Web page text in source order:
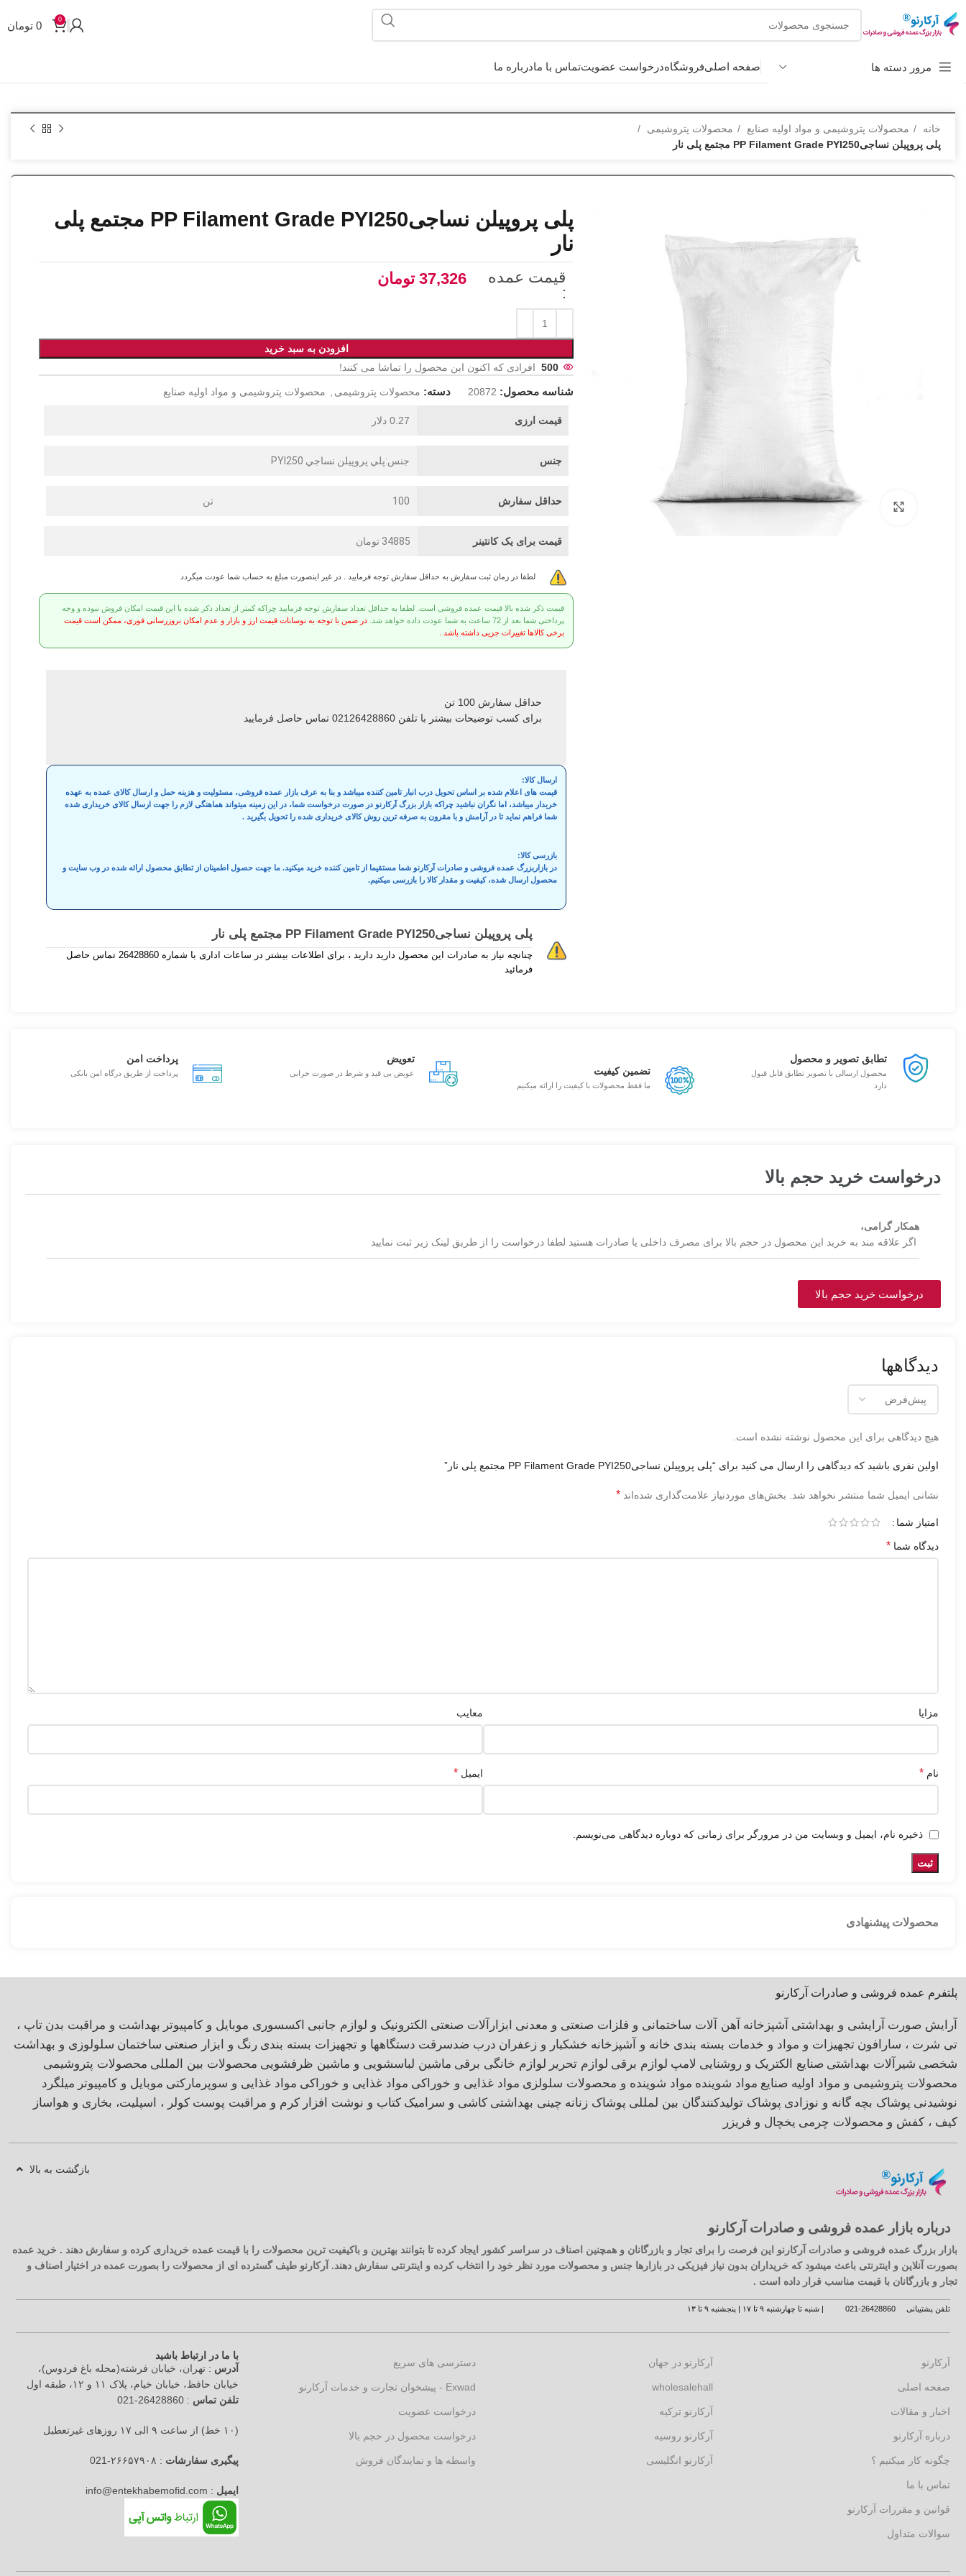
0
0 تومان
مرور دسته ها صفحه اصلیفروشگاهدرخواست عضویتتماس با مادرباره ما
خانه محصولات پتروشیمی و مواد اولیه صنایع
محصولات پتروشیمی
پلی پروپیلن نساجیPP Filament Grade PYI250 مجتمع پلی نار
برای بزرگنمایی کلیک کنید
پلی پروپیلن نساجیPP Filament Grade PYI250 مجتمع پلی
نار
قیمت عمده
:
37,326 تومان
افزودن به سبد خرید
500 افرادی که اکنون این محصول را تماشا می کنند!
شناسه محصول: 20872 دسته: محصولات پتروشیمی محصولات پتروشیمی و مواد اولیه صنایع
قیمت ارزی 0.27 دلار
جنس جنس:پلي پروپيلن نساجي PYI250
حداقل سفارش 100 تن
قیمت برای یک کانتینر 34885 تومان
لطفا در زمان ثبت سفارش به حداقل سفارش توجه فرمایید . در غیر اینصورت مبلغ به حساب شما عودت میگردد
قیمت ذکر شده بالا قیمت عمده فروشی است. لطفا به حداقل تعداد سفارش توجه فرمایید چراکه کمتر از تعداد ذکر شده با این قیمت امکان فروش نبوده و وجه
پرداختی شما بعد از 72 ساعت به شما عودت داده خواهد شد.
در ضمن با توجه به نوسانات قیمت ارز و بازار و عدم امکان بروزرسانی فوری، ممکن است قیمت
برخی کالاها تغییرات جزیی داشته باشد .
حداقل سفارش 100 تن
برای کسب توضیحات بیشتر با تلفن 02126428860 تماس حاصل فرمایید
ارسال کالا:
قیمت های اعلام شده بر اساس تحویل درب انبار تامین کننده میباشد و بنا به عرف بازار عمده فروشی، مسئولیت و هزینه حمل و ارسال کالای عمده به عهده
خریدار میباشد، اما نگران نباشید چراکه بازار بزرگ آرکارنو در صورت درخواست شما، در این زمینه میتواند هماهنگی لازم را جهت ارسال کالای خریداری شده
شما فراهم نماید تا در آرامش و با مقرون به صرفه ترین روش کالای خریداری شده را تحویل بگیرید .
بازرسی کالا:
در بازاربزرگ عمده فروشی و صادرات آرکارنو شما مستقیما از تامین کننده خرید میکنید. ما جهت حصول اطمینان از تطابق محصول ارائه شده در وب سایت و
محصول ارسال شده، کیفیت و مقدار کالا را بازرسی میکنیم.
پلی پروپیلن نساجیPP Filament Grade PYI250 مجتمع پلی نار
چنانچه نیاز به صادرات این محصول دارید دارید ، برای اطلاعات بیشتر در ساعات اداری با شماره 26428860 تماس حاصل
فرمائید
تطابق تصویر و محصول
محصول ارسالی با تصویر تطابق قابل قبول
دارد
تضمین کیفیت
ما فقط محصولات با کیفیت را ارائه میکنیم
تعویض
عویض بی قید و شرط در صورت خرابی
پرداخت امن
پرداخت از طریق درگاه امن بانکی
درخواست خرید حجم بالا
همکار گرامی،
اگر علاقه مند به خرید این محصول در حجم بالا برای مصرف داخلی یا صادرات هستید لطفا درخواست را از طریق لینک زیر ثبت نمایید
درخواست خرید حجم بالا
دیدگاهها
هیچ دیدگاهی برای این محصول نوشته نشده است.
اولین نفری باشید که دیدگاهی را ارسال می کنید برای “پلی پروپیلن نساجیPP Filament Grade PYI250 مجتمع پلی نار”
نشانی ایمیل شما منتشر نخواهد شد. بخش‌های موردنیاز علامت‌گذاری شده‌اند *
امتیاز شما
دیدگاه شما *
مزایا معایب
نام * ایمیل *
ذخیره نام، ایمیل و وبسایت من در مرورگر برای زمانی که دوباره دیدگاهی می‌نویسم.
محصولات پیشنهادی
پلتفرم عمده فروشی و صادرات آرکارنو
آرایش صورت آرایشی و بهداشتی آشپزخانه آهن آلات ساختمانی و فلزات صنعتی و معدنی ابزارآلات صنعتی الکترونیک و لوازم جانبی اکسسوری موبایل و کامپیوتر بهداشت و مراقبت بدن تاپ ،
تی شرت ، سارافون تجهیزات و مواد و خدمات بسته بندی خانه و آشپزخانه خشکبار و زعفران درب ضدسرقت دستگاهها و تجهیزات بسته بندی رنگ و ابزار صنعتی ساختمان سلولوزی و بهداشت
شخصی شیرآلات بهداشتی صنایع الکتریک و روشنایی لامپ لوازم برقی لوازم تحریر لوازم خانگی برقی ماشین لباسشویی و ماشین ظرفشویی محصولات بین المللی محصولات پتروشیمی
محصولات پتروشیمی و مواد اولیه صنایع مواد شوینده مواد شوینده و محصولات سلولزی مواد غذایی و خوراکی مواد غذایی و خوراکی مواد غذایی و سوپرمارکتی موبایل و کامپیوتر میلگرد
نوشیدنی پوشاک بچه گانه و نوزادی پوشاک تولیدکنندگان بین لمللی پوشاک زنانه چینی بهداشتی کاشی و سرامیک کتاب و نوشت افزار کرم و مراقبت پوست کولر ، اسپلیت، بخاری و هواساز
کیف ، کفش و محصولات چرمی یخچال و فریزر
بازگشت به بالا
درباره بازار عمده فروشی و صادرات آرکارنو
بازار بزرگ عمده فروشی و صادرات آرکارنو این فرصت را برای تجار و بازرگانان و همچنین اصناف در سراسر کشور ایجاد کرده تا بتوانند بهترین و باکیفیت ترین محصولات را با قیمت عمده خریداری کرده و سفارش دهند . خرید عمده
بصورت آنلاین و اینترنتی باعث میشود که خریداران بدون نیاز فیزیکی در بازارها جنس و محصولات مورد نظر خود را انتخاب کرده و اینترنتی سفارش دهند. آرکارنو طیف گسترده ای از محصولات را بصورت عمده در اختیار اصناف و
تجار و بازرگانان با قیمت مناسب قرار داده است .
تلفن پشتیبانی 26428860-021 | شنبه تا چهارشنبه ۹ تا ۱۷ | پنجشنبه ۹ تا ۱۳
آرکارنو
صفحه اصلی
اخبار و مقالات
درباره آرکارنو
چگونه کار میکنیم ؟
تماس با ما
قوانین و مقررات آرکارنو
سوالات متداول
آرکارنو در جهان
wholesalehall
آرکارنو ترکیه
آرکارنو روسیه
آرکارنو انگلیسی
دسترسی های سریع
Exwad - پیشخوان تجارت و خدمات آرکارنو
درخواست عضویت
درخواست محصول در حجم بالا
واسطه ها و نمایندگان فروش
با ما در ارتباط باشید
آدرس : تهران، خیابان فرشته(محله باغ فردوس)،
خیابان حافظ، خیابان خیام، پلاک ۱۱ و ۱۲، طبقه اول
تلفن تماس : 26428860-021
(۱۰ خط) از ساعت ۹ الی ۱۷ روزهای غیرتعطیل
پیگیری سفارشات : ۲۶۶۵۷۹۰۸-021
ایمیل : info@entekhabemofid.com